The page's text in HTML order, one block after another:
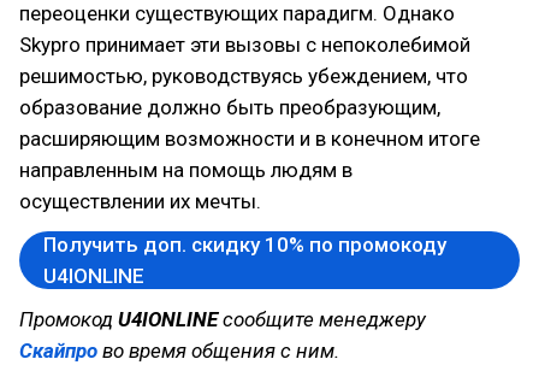
переоценки существующих парадигм. Однако
Skypro принимает эти вызовы с непоколебимой
решимостью, руководствуясь убеждением, что
образование должно быть преобразующим,
расширяющим возможности и в конечном итоге
направленным на помощь людям в
осуществлении их мечты.
Получить доп. скидку 10% по промокоду
U4IONLINE
Промокод U4IONLINEсообщите менеджеру
Скайпро во время общения с ним.